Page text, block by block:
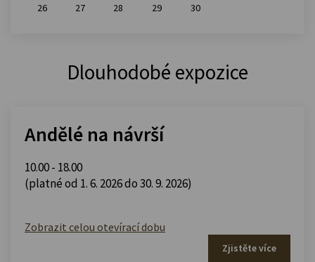
26
27 28 29 30
Dlouhodobé expozice
Andělé na návrší
10.00 - 18.00
(platné od 1. 6. 2026 do 30. 9. 2026)
Zobrazit celou otevírací dobu
Zjistěte více